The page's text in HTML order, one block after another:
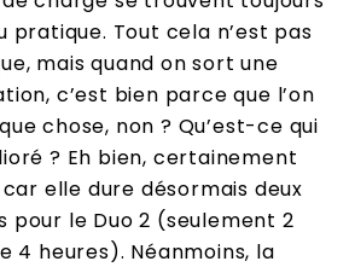
pratique. Tout cela n’est pas
mais quand on sort une
c’est bien parce que l’on
chose, non ? Qu’est-ce qui
? Eh bien, certainement
elle dure désormais deux
pour le Duo 2 (seulement 2
4 heures). Néanmoins, la